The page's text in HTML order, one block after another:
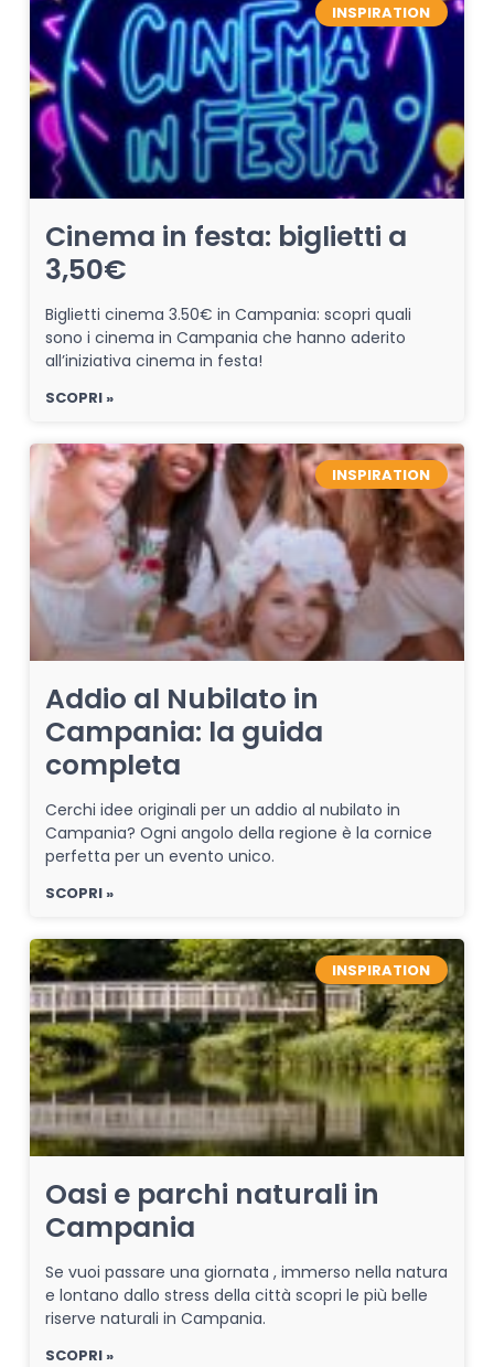
INSPIRATION
Cinema in festa: biglietti a
3,50€
Biglietti cinema 3.50€ in Campania: scopri quali
sono i cinema in Campania che hanno aderito
all’iniziativa cinema in festa!
SCOPRI »
INSPIRATION
Addio al Nubilato in
Campania: la guida
completa
Cerchi idee originali per un addio al nubilato in
Campania? Ogni angolo della regione è la cornice
perfetta per un evento unico.
SCOPRI »
INSPIRATION
Oasi e parchi naturali in
Campania
Se vuoi passare una giornata , immerso nella natura
e lontano dallo stress della città scopri le più belle
riserve naturali in Campania.
SCOPRI »